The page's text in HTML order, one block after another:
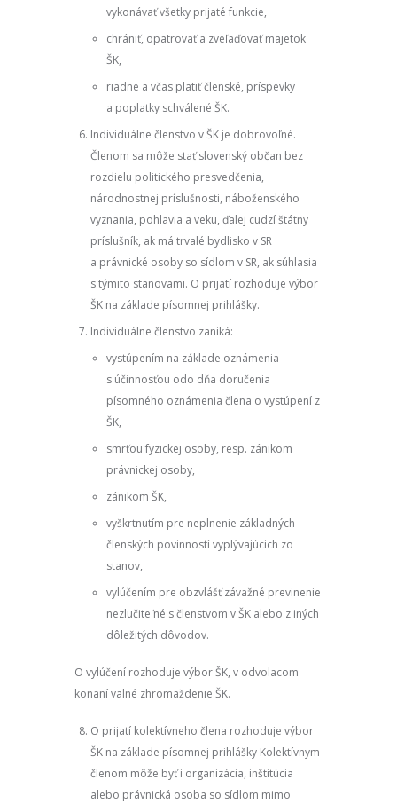
vykonávať všetky prijaté funkcie,
chrániť, opatrovať a zveľaďovať majetok
ŠK,
riadne a včas platiť členské, príspevky
a poplatky schválené ŠK.
Individuálne členstvo v ŠK je dobrovoľné.
Členom sa môže stať slovenský občan bez
rozdielu politického presvedčenia,
národnostnej príslušnosti, náboženského
vyznania, pohlavia a veku, ďalej cudzí štátny
príslušník, ak má trvalé bydlisko v SR
a právnické osoby so sídlom v SR, ak súhlasia
s týmito stanovami. O prijatí rozhoduje výbor
ŠK na základe písomnej prihlášky.
Individuálne členstvo zaniká:
vystúpením na základe oznámenia
s účinnosťou odo dňa doručenia
písomného oznámenia člena o vystúpení z
ŠK,
smrťou fyzickej osoby, resp. zánikom
právnickej osoby,
zánikom ŠK,
vyškrtnutím pre neplnenie základných
členských povinností vyplývajúcich zo
stanov,
vylúčením pre obzvlášť závažné previnenie
nezlučiteľné s členstvom v ŠK alebo z iných
dôležitých dôvodov.
O vylúčení rozhoduje výbor ŠK, v odvolacom
konaní valné zhromaždenie ŠK.
O prijatí kolektívneho člena rozhoduje výbor
ŠK na základe písomnej prihlášky Kolektívnym
členom môže byť i organizácia, inštitúcia
alebo právnická osoba so sídlom mimo